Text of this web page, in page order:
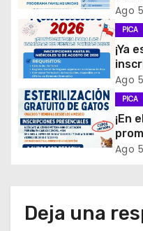
ó
n
d
e
e
r
Ago
PICA
¡Ya
de
Ago
PICA
¡En
Ago
Deja una